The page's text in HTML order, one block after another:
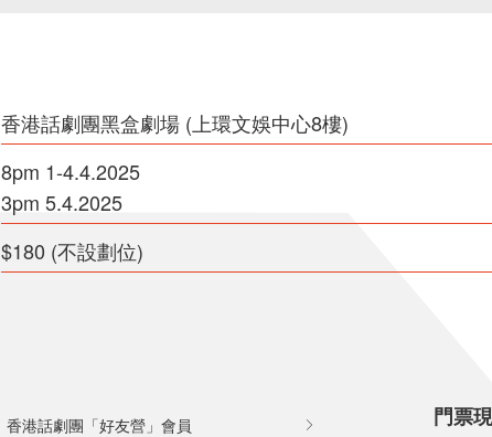
香港話劇團黑盒劇場 (上環文娛中心8樓)
8pm 1-4.4.2025
3pm 5.4.2025
$180 (不設劃位)
香港話劇團「好友營」會員 門票